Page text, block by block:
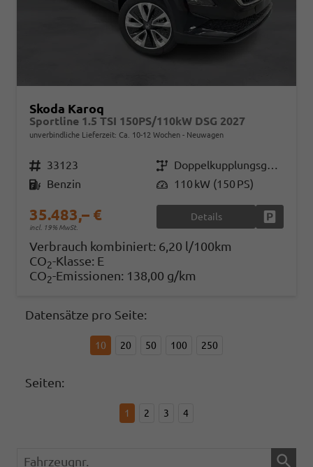
Skoda Karoq
Sportline 1.5 TSI 150PS/110kW DSG 2027
unverbindliche Lieferzeit: Ca. 10-12 Wochen Neuwagen
Fahrzeugnr. 33123 Getriebe
Doppelkupplungsgetriebe (DSG)
Kraftstoff Benzin Leistung 110 kW (150 PS)
35.483,– €
incl. 19% MwSt.
Details
Verbrauch kombiniert: 6,20 l/100km
CO2-Klasse: E
CO2-Emissionen: 138,00 g/km
Datensätze pro Seite:
10 20 50 100 250
Seiten:
1 2 3 4
Fahrzeugnr.